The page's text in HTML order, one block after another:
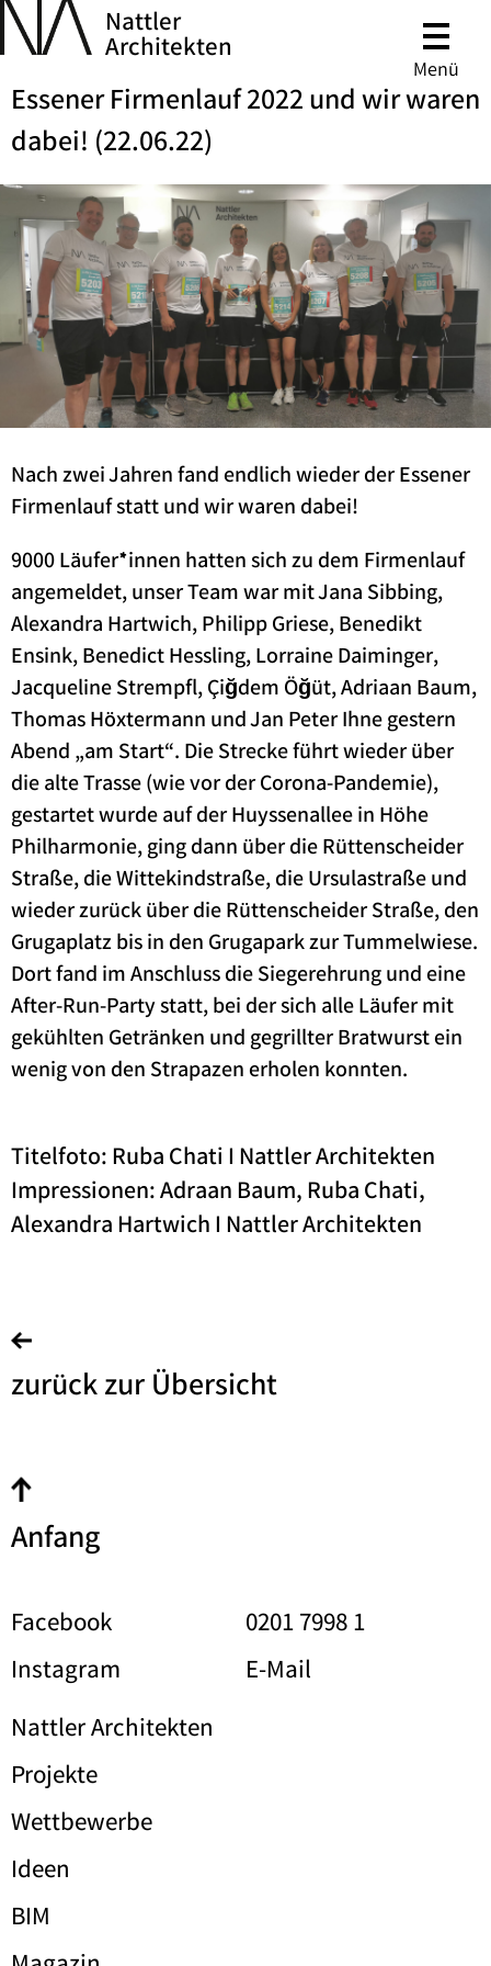
Nattler
Architekten
Menü
Essener Firmenlauf 2022 und wir waren
dabei! (22.06.22)
Nach zwei Jahren fand endlich wieder der Essener
Firmenlauf statt und wir waren dabei!
9000 Läufer*innen hatten sich zu dem Firmenlauf
angemeldet, unser Team war mit Jana Sibbing,
Alexandra Hartwich, Philipp Griese, Benedikt
Ensink, Benedict Hessling, Lorraine Daiminger,
Jacqueline Strempfl, Çiğdem Öğüt, Adriaan Baum,
Thomas Höxtermann und Jan Peter Ihne gestern
Abend „am Start“. Die Strecke führt wieder über
die alte Trasse (wie vor der Corona-Pandemie),
gestartet wurde auf der Huyssenallee in Höhe
Philharmonie, ging dann über die Rüttenscheider
Straße, die Wittekindstraße, die Ursulastraße und
wieder zurück über die Rüttenscheider Straße, den
Grugaplatz bis in den Grugapark zur Tummelwiese.
Dort fand im Anschluss die Siegerehrung und eine
After-Run-Party statt, bei der sich alle Läufer mit
gekühlten Getränken und gegrillter Bratwurst ein
wenig von den Strapazen erholen konnten.
Titelfoto: Ruba Chati I Nattler Architekten
Impressionen: Adraan Baum, Ruba Chati,
Alexandra Hartwich I Nattler Architekten
zurück zur Übersicht
Anfang
Facebook
Instagram
0201 7998 1
E-Mail
Nattler Architekten
Projekte
Wettbewerbe
Ideen
BIM